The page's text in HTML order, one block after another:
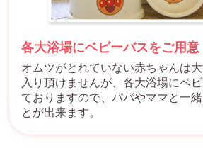
各大浴場にベビーバスをご用意
オムツがとれていない赤ちゃんは
入り頂けませんが、各大浴場にベ
ておりますので、パパやママと一
とが出来ます。